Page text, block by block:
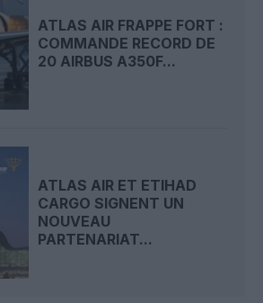
ATLAS AIR FRAPPE FORT :
COMMANDE RECORD DE
20 AIRBUS A350F...
ATLAS AIR ET ETIHAD
CARGO SIGNENT UN
NOUVEAU
PARTENARIAT...